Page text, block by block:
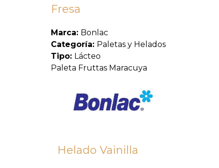
Fresa
Marca: Bonlac
Categoría: Paletas y Helados
Tipo: Lácteo
Paleta Fruttas Maracuya
Helado Vainilla